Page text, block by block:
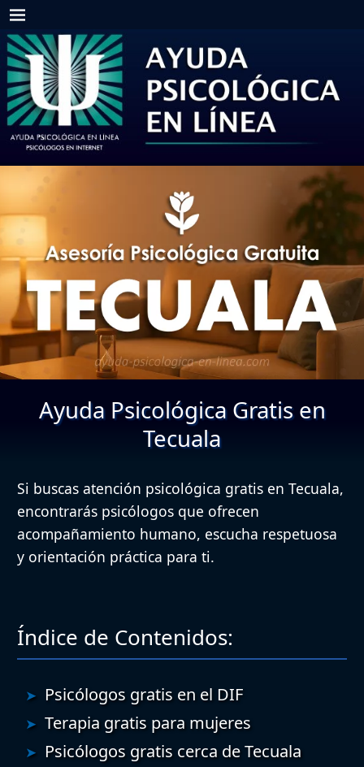
Ayuda Psicológica Gratis en
Tecuala
Si buscas atención psicológica gratis en Tecuala,
encontrarás psicólogos que ofrecen
acompañamiento humano, escucha respetuosa
y orientación práctica para ti.
Índice de Contenidos:
Psicólogos gratis en el DIF
Terapia gratis para mujeres
Psicólogos gratis cerca de Tecuala